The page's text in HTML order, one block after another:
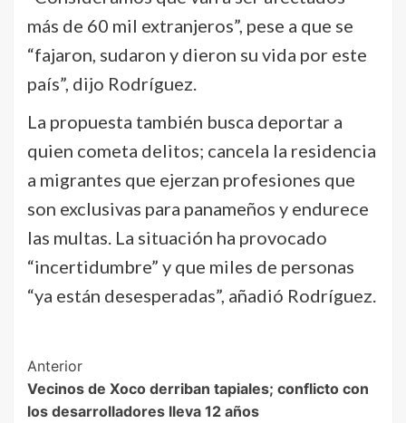
más de 60 mil extranjeros”, pese a que se
“fajaron, sudaron y dieron su vida por este
país”, dijo Rodríguez.
La propuesta también busca deportar a
quien cometa delitos; cancela la residencia
a migrantes que ejerzan profesiones que
son exclusivas para panameños y endurece
las multas. La situación ha provocado
“incertidumbre” y que miles de personas
“ya están desesperadas”, añadió Rodríguez.
Post
Navigation
Anterior
Vecinos de Xoco derriban tapiales; conflicto con
los desarrolladores lleva 12 años